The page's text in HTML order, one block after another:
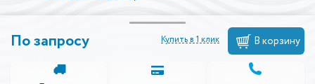
По запросу Купить в 1 клик В корзину